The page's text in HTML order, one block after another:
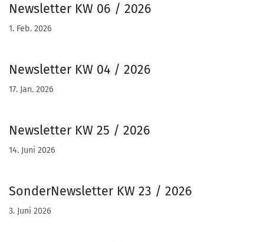
Newsletter KW 06 / 2026
1. Feb. 2026
Newsletter KW 04 / 2026
17. Jan. 2026
Newsletter KW 25 / 2026
14. Juni 2026
SonderNewsletter KW 23 / 2026
3. Juni 2026